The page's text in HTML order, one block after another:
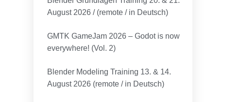
August 2026 / (remote / in Deutsch)
GMTK GameJam 2026 – Godot is now
everywhere! (Vol. 2)
Blender Modeling Training 13. & 14.
August 2026 (remote / in Deutsch)